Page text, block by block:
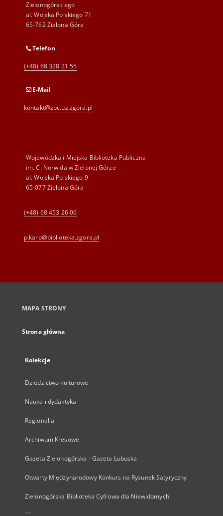
Zielonogórskiego
al. Wojska Polskiego 71
65-762 Zielona Góra
Telefon
(+48) 68 328 21 55
E-Mail
kontakt@zbc.uz.zgora.pl
Wojewódzka i Miejska Biblioteka Publiczna
im. C. Norwida w Zielonej Górze
al. Wojska Polskiego 9
65-077 Zielona Góra
(+48) 68 453 26 06
p.karp@biblioteka.zgora.pl
MAPA STRONY
Strona główna
Kolekcje
Dziedzictwo kulturowe
Nauka i dydaktyka
Regionalia
Archiwum Kresowe
Gazeta Zielonogórska - Gazeta Lubuska
Otwarty Międzynarodowy Konkurs na Rysunek Satyryczny
Zielonogórska Biblioteka Cyfrowa dla Niewidomych
...